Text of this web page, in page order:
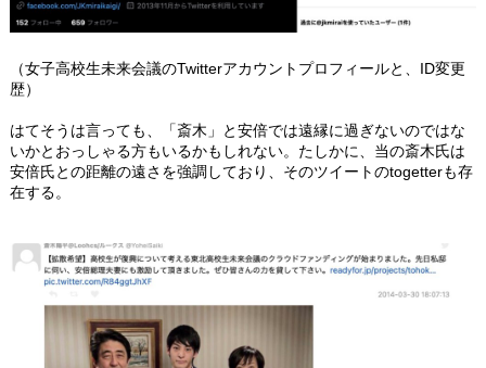
（女子高校生未来会議のTwitterアカウントプロフィールと、ID変更
歴）
はてそうは言っても、「斎木」と安倍では遠縁に過ぎないのではな
いかとおっしゃる方もいるかもしれない。たしかに、当の斎木氏は
安倍氏との距離の遠さを強調しており、そのツイートのtogetterも存
在する。